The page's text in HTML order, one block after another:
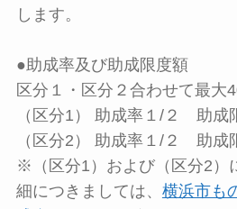
します。
●助成率及び助成限度額
区分１・区分２合わせて最大
（区分1） 助成率１/２ 助成
（区分2） 助成率１/２ 助成
※（区分1）および（区分2）
細につきましては、 横浜市も